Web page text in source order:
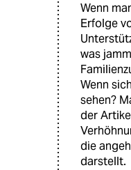
Wenn
Erfolge
was
Wenn
sehen?
der
die
darstellt.